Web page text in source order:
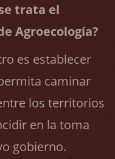
trata el
Agroecología?
es establecer
caminar
los territorios
en la toma
gobierno.